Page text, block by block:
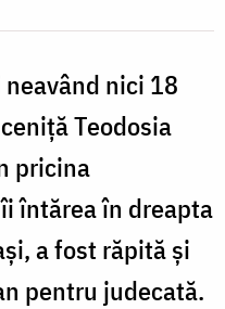
nici 18
Teodosia
pricina
întărea în dreapta
a fost răpită și
pentru judecată.